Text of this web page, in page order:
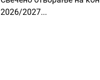
2026/2027...